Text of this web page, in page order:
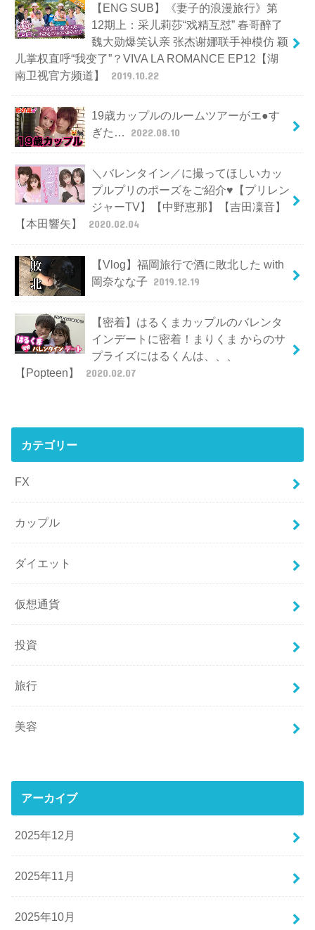
【ENG SUB】《妻子的浪漫旅行》第
12期上：采儿莉莎“戏精互怼” 春哥醉了
魏大勋爆笑认亲 张杰谢娜联手神模仿 颖
儿掌权直呼“我变了”？VIVA LA ROMANCE EP12【湖
南卫视官方频道】
2019.10.22
19歳カップルのルームツアーがエ●す
ぎた…
2022.08.10
＼バレンタイン／に撮ってほしいカッ
プルプリのポーズをご紹介♥【プリレン
ジャーTV】【中野恵那】【吉田凜音】
【本田響矢】
2020.02.04
【Vlog】福岡旅行で酒に敗北した with
岡奈なな子 2019.12.19
【密着】はるくまカップルのバレンタ
インデートに密着！まりくま からのサ
プライズにはるくんは、、、
【Popteen】
2020.02.07
カテゴリー
FX
カップル
ダイエット
仮想通貨
投資
旅行
美容
アーカイブ
2025年12月
2025年11月
2025年10月